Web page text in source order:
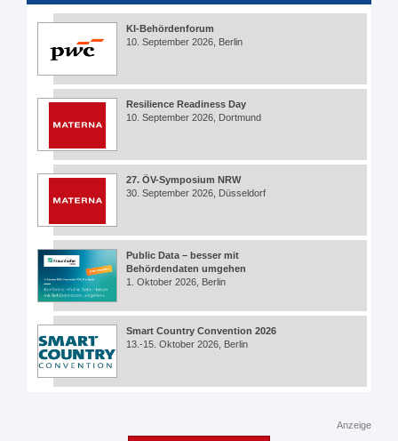
KI-Behördenforum
10. September 2026, Berlin
Resilience Readiness Day
10. September 2026, Dortmund
27. ÖV-Symposium NRW
30. September 2026, Düsseldorf
Public Data – besser mit
Behördendaten umgehen
1. Oktober 2026, Berlin
Smart Country Convention 2026
13.-15. Oktober 2026, Berlin
Anzeige